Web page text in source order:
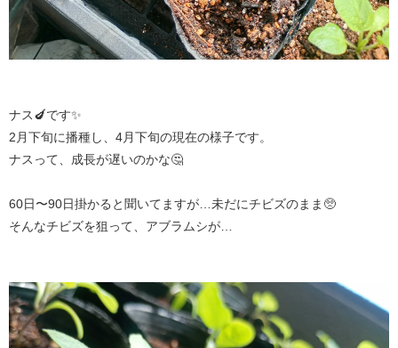
ナス🍆です✨
2月下旬に播種し、4月下旬の現在の様子です。
ナスって、成長が遅いのかな🤔
60日〜90日掛かると聞いてますが…未だにチビズのまま🥺
そんなチビズを狙って、アブラムシが…